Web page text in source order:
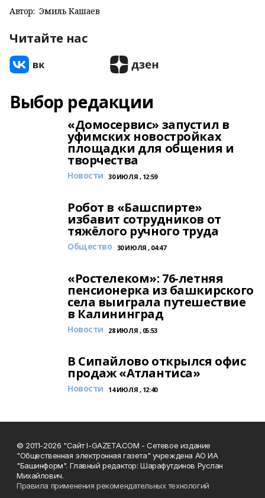
Автор: Эмиль Кашаев
Читайте нас
Выбор редакции
«Домосервис» запустил в
уфимских новостройках
площадки для общения и
творчества
Новости 30 ИЮЛЯ , 12:59
Робот в «Башспирте»
избавит сотрудников от
тяжёлого ручного труда
Общество 30 ИЮЛЯ , 04:47
«Ростелеком»: 76-летняя
пенсионерка из башкирского
села выиграла путешествие
в Калининград
Новости 28 ИЮЛЯ , 05:53
В Сипайлово открылся офис
продаж «Атлантиса»
Новости 14 ИЮЛЯ , 12:40
© 2011-2026 "Сайт I-GAZETA.COM - Сетевое издание
"Общественная электронная газета" учреждена АО ИА
"Башинформ". Главный редактор: Шарафутдинов Руслан
Михайлович.
Правила применения рекомендательных технологий